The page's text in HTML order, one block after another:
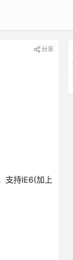
分享
支持IE6(加上